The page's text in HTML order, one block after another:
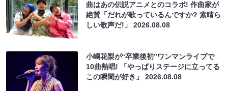
曲はあの伝説アニメとのコラボ! 作曲家が
絶賛「だれが歌っているんですか? 素晴ら
しい歌声だ!」2026.08.08
小嶋花梨が“卒業後初”ワンマンライブで
10曲熱唱! 「やっぱりステージに立ってる
この瞬間が好き」2026.08.08